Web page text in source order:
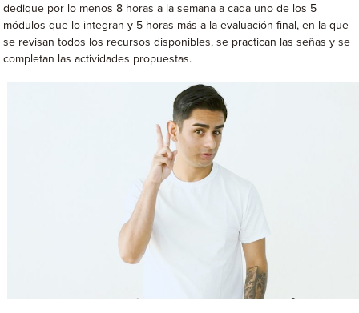
dedique por lo menos 8 horas a la semana a cada uno de los 5
módulos que lo integran y 5 horas más a la evaluación final, en la que
se revisan todos los recursos disponibles, se practican las señas y se
completan las actividades propuestas.